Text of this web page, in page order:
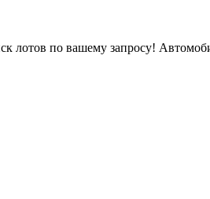
по вашему запросу!